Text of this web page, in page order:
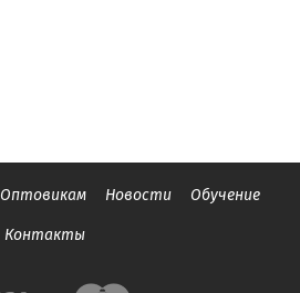
Оптовикам Новости Обучение
Контакты